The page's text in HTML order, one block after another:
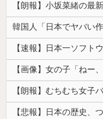
【画像】女の子「ねー
【朗報】むちむち女子
【悲報】日本の歴史、